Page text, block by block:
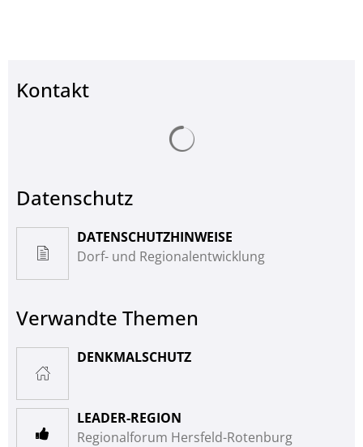
Kontakt
Datenschutz
DATENSCHUTZHINWEISE
Dorf- und Regionalentwicklung
Verwandte Themen
DENKMALSCHUTZ
LEADER-REGION
Regionalforum Hersfeld-Rotenburg